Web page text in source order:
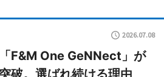
2026.07.08
F&M One GeNNect」が
破。選ばれ続ける理由